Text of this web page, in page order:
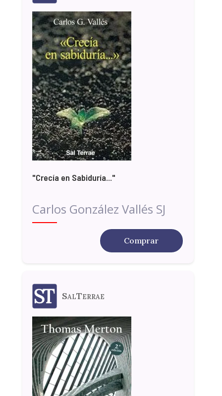
"Crecía en Sabiduría..."
Carlos González Vallés SJ
Comprar
SalTerrae